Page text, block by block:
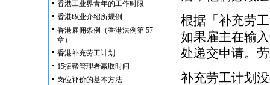
香港工业界青年的工作时限
香港职业介绍所规例
香港雇佣条例（香港法例第 57
章）
香港补充劳工计划
15招帮管理者赢取时间
岗位评价的基本方法
根据「补充劳
如果雇主在输
处递交申请。
补充劳工计划